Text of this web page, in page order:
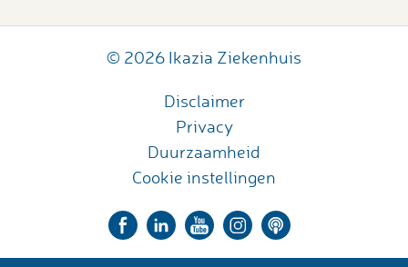
© 2026 Ikazia Ziekenhuis
Disclaimer
Privacy
Duurzaamheid
Cookie instellingen